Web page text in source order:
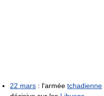
22 mars : l'armée tchadienne